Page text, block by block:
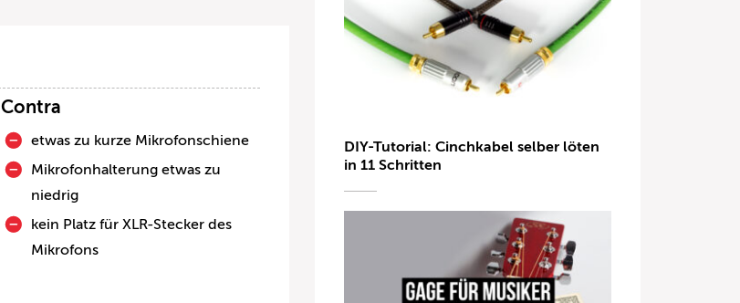
Contra
etwas zu kurze Mikrofonschiene
Mikrofonhalterung etwas zu
niedrig
kein Platz für XLR-Stecker des
Mikrofons
DIY-Tutorial: Cinchkabel selber löten
in 11 Schritten